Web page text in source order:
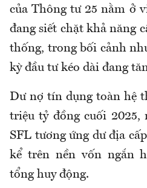
của Thông tư 25 nằm ở
đang siết chặt khả năng
thống, trong bối cảnh
kỳ đầu tư kéo dài đang
Dư nợ tín dụng toàn hệ
triệu tỷ đồng cuối
SFL tương ứng dư địa
kể trên nền vốn ngắn
tổng huy động.